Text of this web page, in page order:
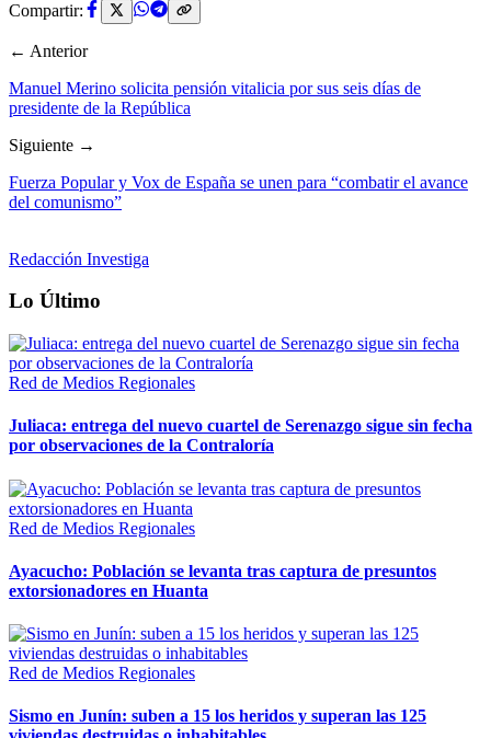
Compartir:
← Anterior
Manuel Merino solicita pensión vitalicia por sus seis días de
presidente de la República
Siguiente →
Fuerza Popular y Vox de España se unen para “combatir el avance
del comunismo”
Redacción Investiga
Lo Último
Red de Medios Regionales
Juliaca: entrega del nuevo cuartel de Serenazgo sigue sin fecha
por observaciones de la Contraloría
Red de Medios Regionales
Ayacucho: Población se levanta tras captura de presuntos
extorsionadores en Huanta
Red de Medios Regionales
Sismo en Junín: suben a 15 los heridos y superan las 125